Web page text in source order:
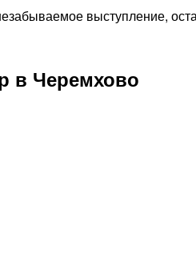
выступление,
в Черемхово